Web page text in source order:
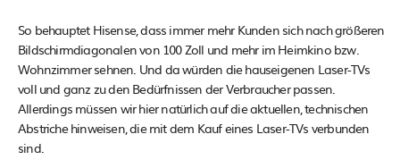
So behauptet Hisense, dass immer mehr Kunden sich nach größeren
Bildschirmdiagonalen von 100 Zoll und mehr im Heimkino bzw.
Wohnzimmer sehnen. Und da würden die hauseigenen Laser-TVs
voll und ganz zu den Bedürfnissen der Verbraucher passen.
Allerdings müssen wir hier natürlich auf die aktuellen, technischen
Abstriche hinweisen, die mit dem Kauf eines Laser-TVs verbunden
sind.